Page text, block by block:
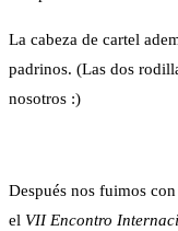
La cabeza de cartel
padrinos. (Las dos
nosotros :)
Después nos fuimos
el VII Encontro